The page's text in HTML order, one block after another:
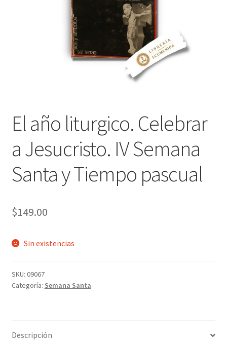
El año liturgico. Celebrar
a Jesucristo. IV Semana
Santa y Tiempo pascual
$149.00
Sin existencias
SKU: 09067
Categoría: Semana Santa
Descripción